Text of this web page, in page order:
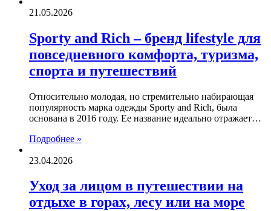
21.05.2026
Sporty and Rich – бренд lifestyle для
повседневного комфорта, туризма,
спорта и путешествий
Относительно молодая, но стремительно набирающая
популярность марка одежды Sporty and Rich, была
основана в 2016 году. Ее название идеально отражает…
Подробнее »
23.04.2026
Уход за лицом в путешествии на
отдыхе в горах, лесу или на море